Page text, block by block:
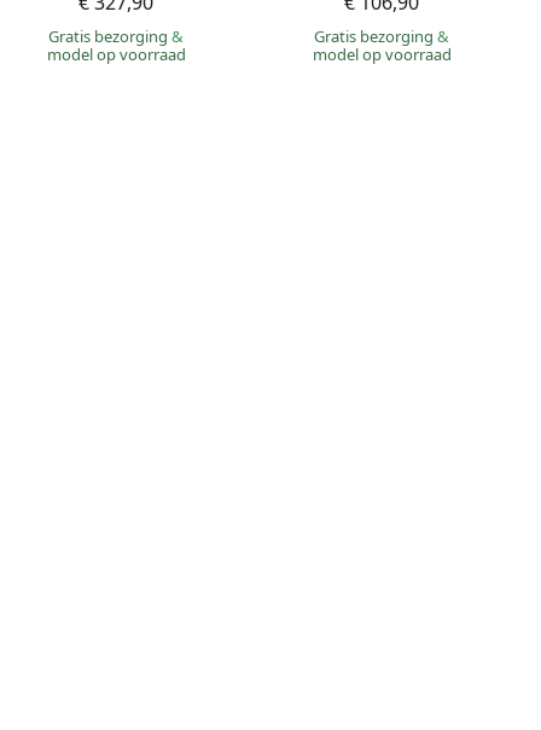
Gratis bezorging&
model op voorraad
Gratis bezorging&
model op voorraad